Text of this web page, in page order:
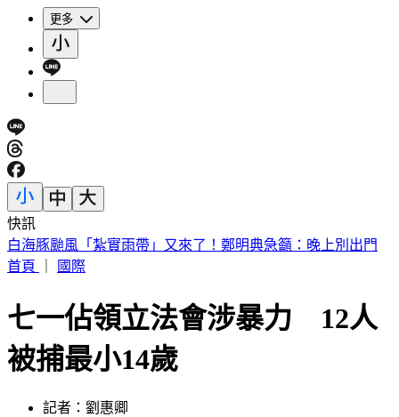
更多
快訊
別只看台積電！ 外媒點名「2檔AI設備股」快上車
首頁
國際
七一佔領立法會涉暴力 12人
被捕最小14歲
記者：劉惠卿